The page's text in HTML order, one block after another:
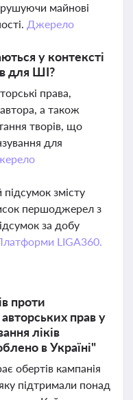
майнові
Джерело
у контексті
для ШІ?
права,
а також
творів, що
для
змісту
першоджерел з
за добу
LIGA360.
проти
прав у
ліків
в Україні"
обертів кампанія
підтримали понад